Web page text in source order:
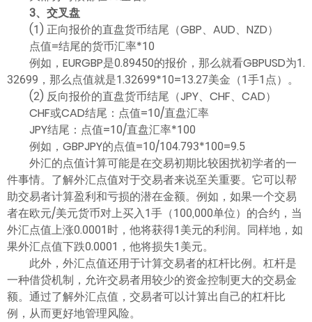
3、交叉盘
(1) 正向报价的直盘货币结尾（GBP、AUD、NZD）
点值=结尾的货币汇率*10
例如，EURGBP是0.89450的报价，那么就看GBPUSD为1.
32699，那么点值就是1.32699*10=13.27美金（1手1点）。
(2) 反向报价的直盘货币结尾（JPY、CHF、CAD）
CHF或CAD结尾：点值=10/直盘汇率
JPY结尾：点值=10/直盘汇率*100
例如，GBPJPY的点值=10/104.793*100=9.5
外汇的点值计算可能是在交易初期比较困扰初学者的一
件事情。了解外汇点值对于交易者来说至关重要。它可以帮
助交易者计算盈利和亏损的潜在金额。例如，如果一个交易
者在欧元/美元货币对上买入1手（100,000单位）的合约，当
外汇点值上涨0.0001时，他将获得1美元的利润。同样地，如
果外汇点值下跌0.0001，他将损失1美元。
此外，外汇点值还用于计算交易者的杠杆比例。杠杆是
一种借贷机制，允许交易者用较少的资金控制更大的交易金
额。通过了解外汇点值，交易者可以计算出自己的杠杆比
例，从而更好地管理风险。